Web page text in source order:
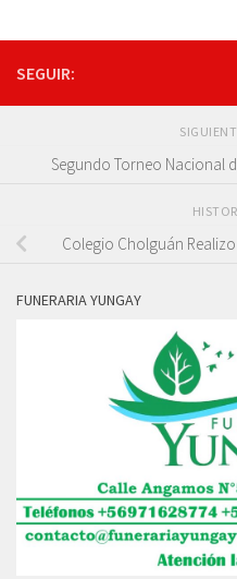
SEGUIR:
Segundo Torneo Nacional
Colegio Cholguán
FUNERARIA YUNGAY